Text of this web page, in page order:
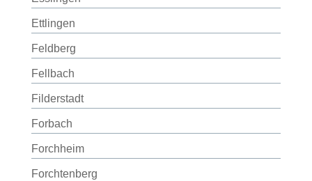
Ettlingen
Feldberg
Fellbach
Filderstadt
Forbach
Forchheim
Forchtenberg